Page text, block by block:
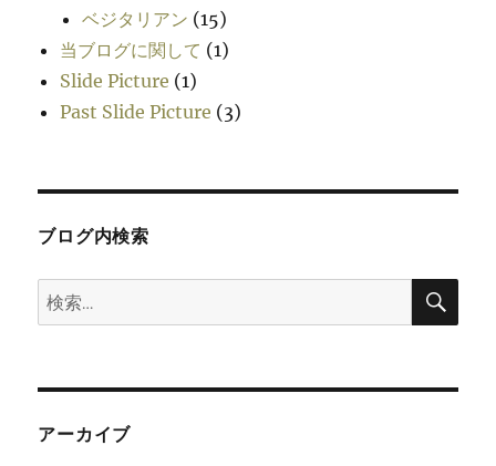
ベジタリアン (15)
当ブログに関して (1)
Slide Picture (1)
Past Slide Picture (3)
ブログ内検索
検
索:
検
アーカイブ